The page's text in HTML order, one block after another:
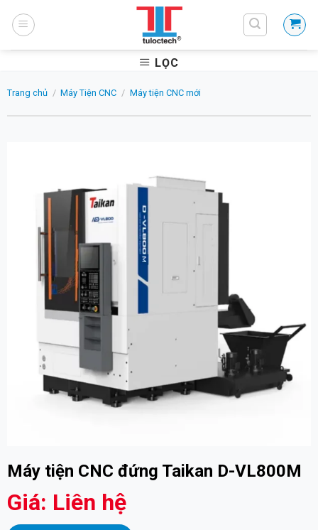
LỌC
Trang chủ / Máy Tiện CNC / Máy tiện CNC mới
Máy tiện CNC đứng Taikan D-VL800M
Giá: Liên hệ